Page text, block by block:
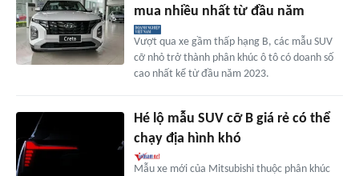
mua nhiều nhất từ đầu năm
Vượt qua xe gầm thấp hạng B, các mẫu SUV
cỡ nhỏ trở thành phân khúc ô tô có doanh số
cao nhất kể từ đầu năm 2023.
Hé lộ mẫu SUV cỡ B giá rẻ có thể
chạy địa hình khó
Mẫu xe mới của Mitsubishi thuộc phân khúc